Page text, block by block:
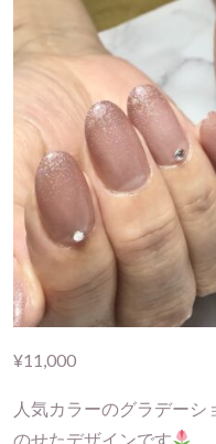
¥11,000
人気カラーのグラデー
のせたデザインです